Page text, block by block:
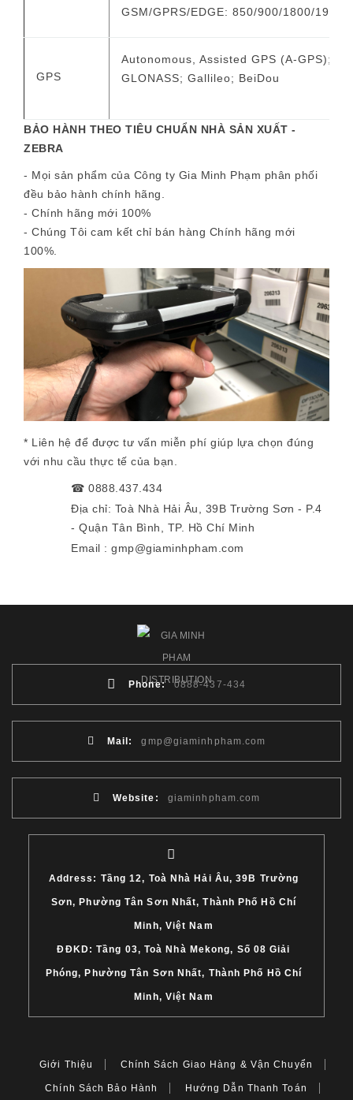
GSM/GPRS/EDGE: 850/900/1800/1900
GPS
Autonomous, Assisted GPS (A-GPS);
GLONASS; Gallileo; BeiDou
BẢO HÀNH THEO TIÊU CHUẨN NHÀ SẢN XUẤT -
ZEBRA
- Mọi sản phẩm của Công ty Gia Minh Phạm phân phối
đều bảo hành chính hãng.
- Chính hãng mới 100%
- Chúng Tôi cam kết chỉ bán hàng Chính hãng mới
100%.
* Liên hệ để được tư vấn miễn phí giúp lựa chọn đúng
với nhu cầu thực tế của bạn.
☎ 0888.437.434
Địa chỉ: Toà Nhà Hải Âu, 39B Trường Sơn - P.4
- Quận Tân Bình, TP. Hồ Chí Minh
Email : gmp@giaminhpham.com
Phone: 0888-437-434
Mail: gmp@giaminhpham.com
Website: giaminhpham.com
Address: Tầng 12, Toà Nhà Hải Âu, 39B Trường
Sơn, Phường Tân Sơn Nhất, Thành Phố Hồ Chí
Minh, Việt Nam
ĐĐKD: Tầng 03, Toà Nhà Mekong, Số 08 Giải
Phóng, Phường Tân Sơn Nhất, Thành Phố Hồ Chí
Minh, Việt Nam
Giới Thiệu Chính Sách Giao Hàng & Vận Chuyển
Chính Sách Bảo Hành Hướng Dẫn Thanh Toán